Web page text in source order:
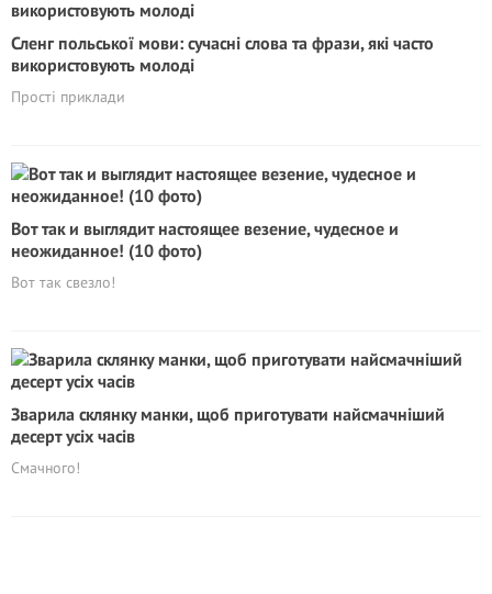
Сленг польської мови: сучасні слова та фрази, які часто
використовують молоді
Прості приклади
Вот так и выглядит настоящее везение, чудесное и
неожиданное! (10 фото)
Вот так свезло!
Зварила склянку манки, щоб приготувати найсмачніший
десерт усіх часів
Смачного!